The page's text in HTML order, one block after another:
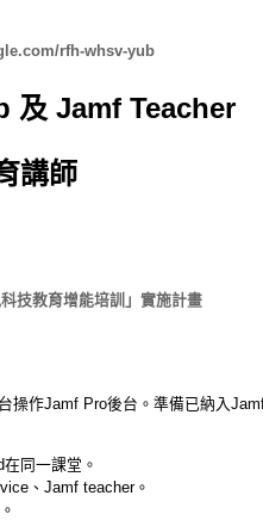
rfh-whsv-yub
及 Jamf Teacher
講師
技教育增能培訓」實施計畫
操作Jamf Pro後台。準備已納入
同一課堂。
、Jamf teacher。